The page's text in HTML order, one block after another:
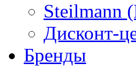
Steilmann
Дисконт-
Бренды